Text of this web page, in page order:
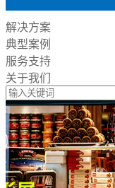
解决方案
典型案例
服务支持
关于我们